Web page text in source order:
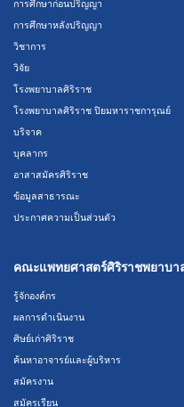
การศึกษาก่อนปริญญา
การศึกษาหลังปริญญา
วิชาการ
วิจัย
โรงพยาบาลศิริราช
โรงพยาบาลศิริราช ปิยมหาราชการุณย์
บริจาค
บุคลากร
อาสาสมัครศิริราช
ข้อมูลสาธารณะ
ประกาศความเป็นส่วนตัว
คณะแพทยศาสตร์ศิริราชพยาบา
รู้จักองค์กร
ผลการดำเนินงาน
ศิษย์เก่าศิริราช
ค้นหาอาจารย์และผู้บริหาร
สมัครงาน
สมัครเรียน